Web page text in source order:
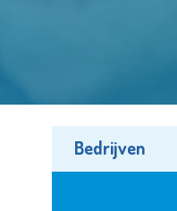
Bedrijven